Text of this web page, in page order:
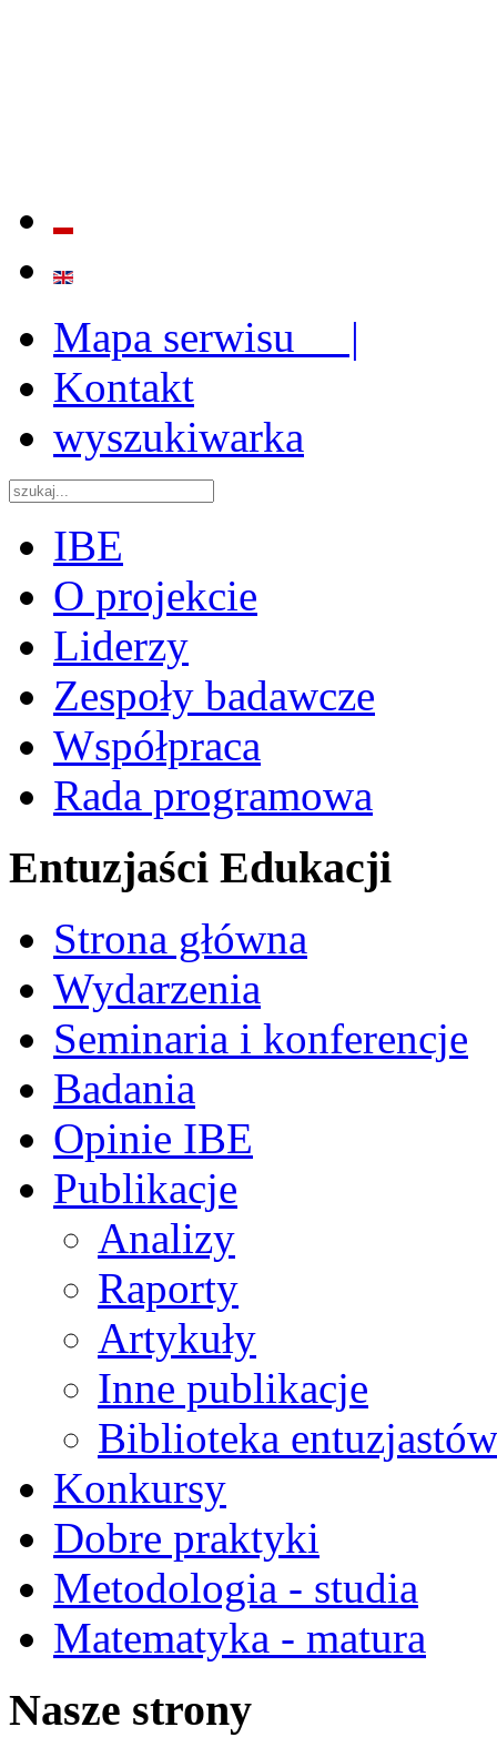
Mapa serwisu |
Kontakt
wyszukiwarka
IBE
O projekcie
Liderzy
Zespoły badawcze
Współpraca
Rada programowa
Entuzjaści Edukacji
Strona główna
Wydarzenia
Seminaria i konferencje
Badania
Opinie IBE
Publikacje
Analizy
Raporty
Artykuły
Inne publikacje
Biblioteka
Konkursy
Dobre praktyki
Metodologia - studia
Matematyka - matura
Nasze strony